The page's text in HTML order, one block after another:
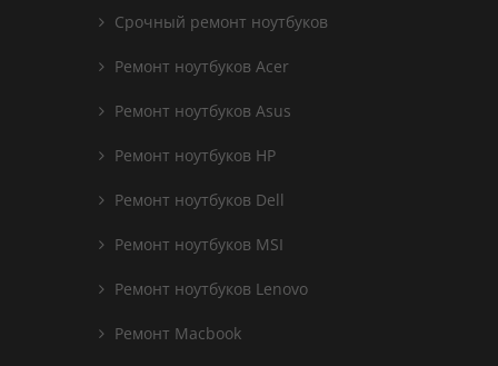
Срочный ремонт ноутбуков
Ремонт ноутбуков Acer
Ремонт ноутбуков Asus
Ремонт ноутбуков HP
Ремонт ноутбуков Dell
Ремонт ноутбуков MSI
Ремонт ноутбуков Lenovo
Ремонт Macbook